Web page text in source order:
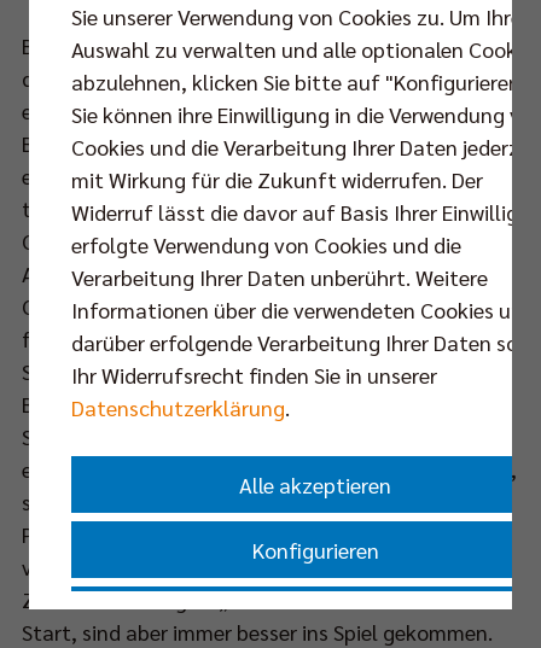
Bundestrainer Vital Heynen hatte seinen Spielern
das Verlieren verboten. „Gegen Belgien darf ich
einfach nicht verlieren“, sagte der stolze belgische
Bundestrainer im Vorfeld der Partie. Seine Spieler
erhörten ihn, auch wenn sie sich zunächst schwer
taten. Die Belgier erwiesen sich als unangenehmer
Gegner, stabil in der Annahme und variabel im
Angriff. Der deutsche Block kam nicht richtig zur
Geltung. Da das eigene Annahmespiel jedoch
funktionierte, hielt die deutsche Mannschaft ihren
Sideout und es reichten wenige gute Aktionen in der
Block-Abwehr. In der Folge traten die deutschen
Spieler mehr aufs Gaspedal. Druckvolle Aufschläge
ebneten der Block-Abwehr zahlreiche Möglichkeiten,
sich auszuzeichnen und zuzupacken. Die
Punktballsituationen wurden mit aller Konsequenz
versenkt. Der eingewechselte Zuspieler Jan
Zimmermann sagte: „Wir hatten keinen leichten
Start, sind aber immer besser ins Spiel gekommen.
Sie unserer Verwendung von Cookies zu. Um Ihre
Auswahl zu verwalten und alle optionalen Cookies
abzulehnen, klicken Sie bitte auf "Konfigurieren".
Sie können ihre Einwilligung in die Verwendung
Cookies und die Verarbeitung Ihrer Daten
mit Wirkung für die Zukunft widerrufen. Der
Widerruf lässt die davor auf Basis Ihrer
erfolgte Verwendung von Cookies und die
Verarbeitung Ihrer Daten unberührt. Weitere
Informationen über die verwendeten Cookies und
darüber erfolgende Verarbeitung Ihrer Daten
Ihr Widerrufsrecht finden Sie in unserer
Datenschutzerklärung.
Alle akzeptieren
Konfigurieren
Nur essenzielle Cookies akzeptieren